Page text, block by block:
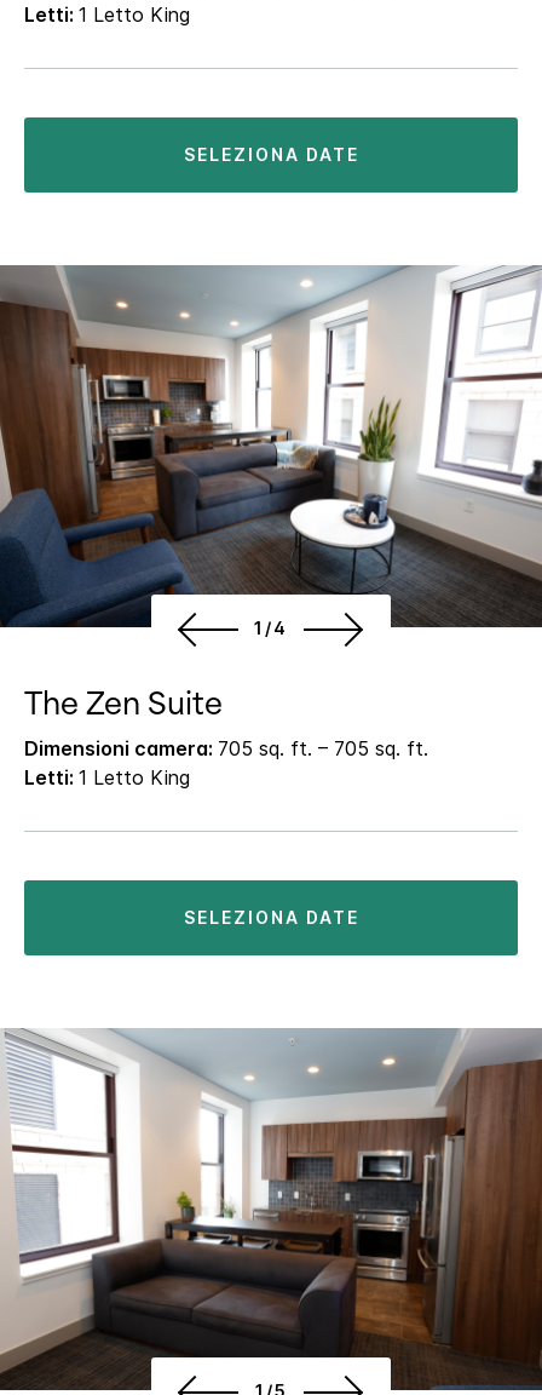
Letti: 1 Letto King
SELEZIONA DATE
1/4
The Zen Suite
Dimensioni camera: 705 sq. ft. – 705 sq. ft.
Letti: 1 Letto King
SELEZIONA DATE
1/5